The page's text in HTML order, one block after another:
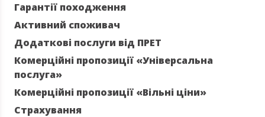
Гарантії походження
Активний споживач
Додаткові послуги від ПРЕТ
Комерційні пропозиції «Універсальна
послуга»
Комерційні пропозиції «Вільні ціни»
Страхування